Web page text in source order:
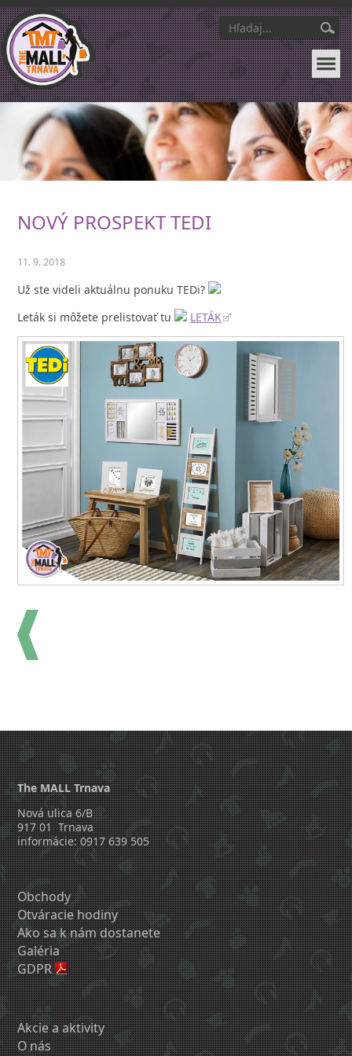
NOVÝ PROSPEKT TEDI
11. 9. 2018
Už ste videli aktuálnu ponuku TEDi?
Leták si môžete prelistovať tu
LETÁK
The MALL Trnava
Nová ulica 6/B
917 01 Trnava
informácie: 0917 639 505
Obchody
Otváracie hodiny
Ako sa k nám dostanete
Galéria
GDPR
Akcie a aktivity
O nás